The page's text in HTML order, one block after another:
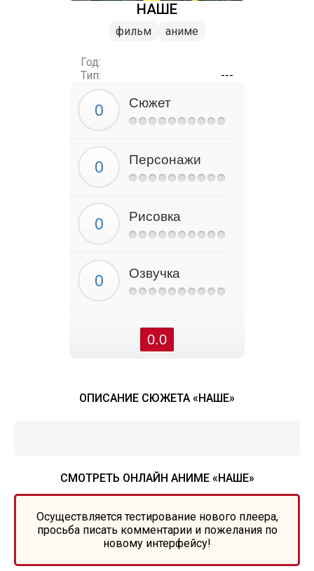
НАШЕ
фильм аниме
Год:
Тип:
---
Сюжет
Персонажи
Рисовка
Озвучка
0.0
ОПИСАНИЕ СЮЖЕТА «НАШЕ»
СМОТРЕТЬ ОНЛАЙН АНИМЕ «НАШЕ»
Осуществляется тестирование нового плеера,
просьба писать комментарии и пожелания по
новому интерфейсу!